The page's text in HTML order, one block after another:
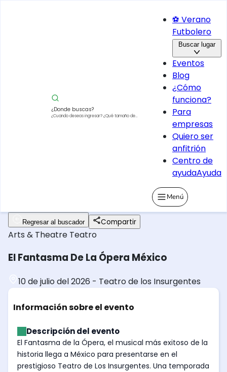
¿Donde buscas?
¿Cuando deseas ingresar?¿Qué tamaño de
⚽ Verano
Futbolero
Buscar lugar
Eventos
Blog
¿Cómo
funciona?
Para
empresas
Quiero ser
anfitrión
Centro de
ayudaAyuda
Menú
Regresar al buscador Compartir
Arts & Theatre Teatro
El Fantasma De La Ópera México
10 de julio del 2026 - Teatro de los Insurgentes
Información sobre el evento
Descripción del evento
El Fantasma de la Ópera, el musical más exitoso de la
historia llega a México para presentarse en el
prestigioso Teatro de Los Insurgentes. Una temporada